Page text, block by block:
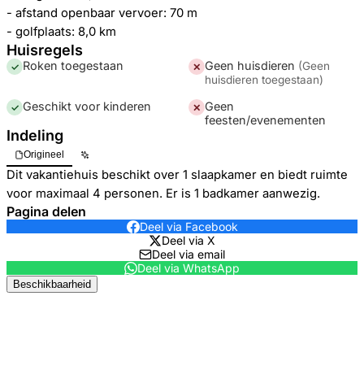
- afstand openbaar vervoer: 70 m
- golfplaats: 8,0 km
Huisregels
✓ Roken toegestaan ✕ Geen huisdieren (Geen
huisdieren toegestaan)
✓ Geschikt voor kinderen ✕ Geen
feesten/evenementen
Indeling
Origineel
Dit vakantiehuis beschikt over 1 slaapkamer en biedt ruimte
voor maximaal 4 personen. Er is 1 badkamer aanwezig.
Pagina delen
Deel via Facebook
Deel via X
Deel via email
Deel via WhatsApp
Beschikbaarheid